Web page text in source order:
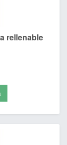
rellenable